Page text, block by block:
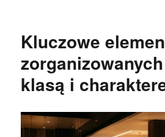
Kluczowe
klasą i